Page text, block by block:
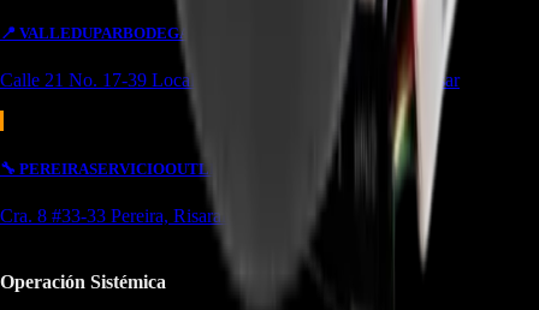
📍 VALLEDUPARBODEGA/OUTLET
Calle 21 No. 17-39 Local 4 Simón bolivar Valledupar, Cesar
🔧 PEREIRASERVICIOOUTLET
Cra. 8 #33-33 Pereira, Risaralda
Operación Sistémica